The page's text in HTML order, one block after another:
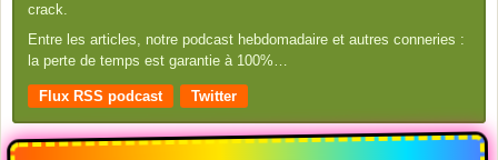
crack.
Entre les articles, notre podcast hebdomadaire et autres conneries :
la perte de temps est garantie à 100%…
Flux RSS podcast Twitter